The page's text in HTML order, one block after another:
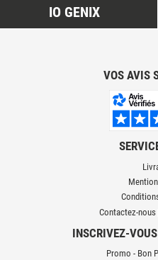
IO GENIX
VOS AVIS
Contactez-
INSCRIVEZ-
Promo - Bon